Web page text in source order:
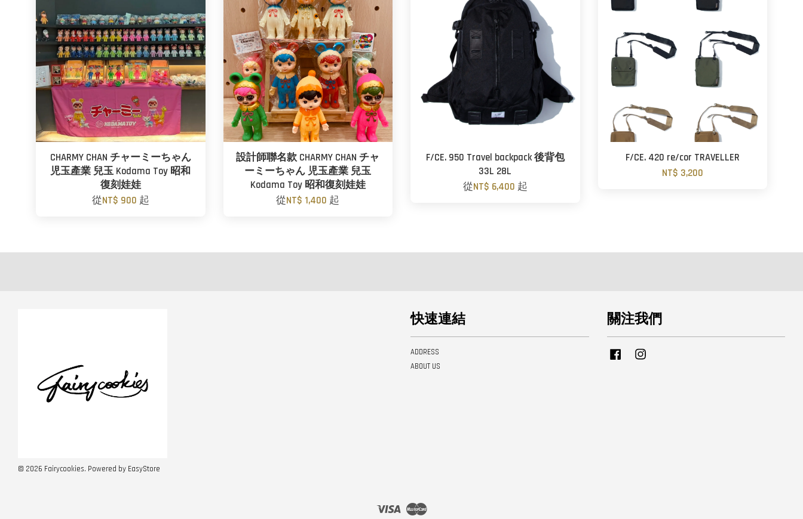
CHARMY CHAN チャーミーちゃん
児玉產業 兒玉 Kodama Toy 昭和
復刻娃娃
從NT$ 900 起
設計師聯名款 CHARMY CHAN チャ
ーミーちゃん 児玉產業 兒玉
Kodama Toy 昭和復刻娃娃
從NT$ 1,400 起
F/CE. 950 Travel backpack 後背包
33L 28L
從NT$ 6,400 起
F/CE. 420 re/cor TRAVELLER
NT$ 3,200
© 2026 Fairycookies. Powered by EasyStore
快速連結
ADDRESS
ABOUT US
關注我們
Facebook
Visa Master